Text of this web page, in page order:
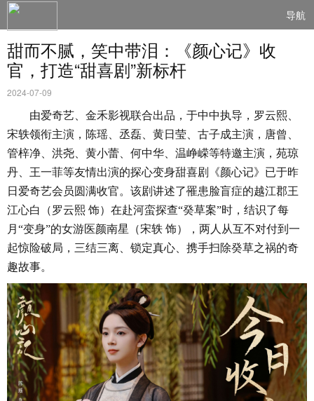
导航
甜而不腻，笑中带泪：《颜心记》收
官，打造“甜喜剧”新标杆
2024-07-09
由爱奇艺、金禾影视联合出品，于中中执导，罗云熙、
宋轶领衔主演，陈瑶、丞磊、黄日莹、古子成主演，唐曾、
管梓净、洪尧、黄小蕾、何中华、温峥嵘等特邀主演，苑琼
丹、王一菲等友情出演的探心变身甜喜剧《颜心记》已于昨
日爱奇艺会员圆满收官。该剧讲述了罹患脸盲症的越江郡王
江心白（罗云熙 饰）在赴河蛮探查“癸草案”时，结识了每
月“变身”的女游医颜南星（宋轶 饰），两人从互不对付到一
起惊险破局，三结三离、锁定真心、携手扫除癸草之祸的奇
趣故事。